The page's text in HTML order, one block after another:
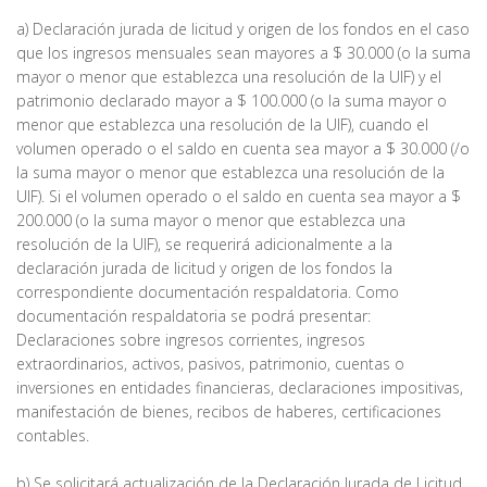
a) Declaración jurada de licitud y origen de los fondos en el caso
que los ingresos mensuales sean mayores a $ 30.000 (o la suma
mayor o menor que establezca una resolución de la UIF) y el
patrimonio declarado mayor a $ 100.000 (o la suma mayor o
menor que establezca una resolución de la UIF), cuando el
volumen operado o el saldo en cuenta sea mayor a $ 30.000 (/o
la suma mayor o menor que establezca una resolución de la
UIF). Si el volumen operado o el saldo en cuenta sea mayor a $
200.000 (o la suma mayor o menor que establezca una
resolución de la UIF), se requerirá adicionalmente a la
declaración jurada de licitud y origen de los fondos la
correspondiente documentación respaldatoria. Como
documentación respaldatoria se podrá presentar:
Declaraciones sobre ingresos corrientes, ingresos
extraordinarios, activos, pasivos, patrimonio, cuentas o
inversiones en entidades financieras, declaraciones impositivas,
manifestación de bienes, recibos de haberes, certificaciones
contables.